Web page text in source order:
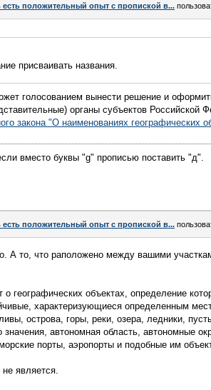
есть положительный опыт с пропиской в...
присваивать названия.
голосованием вынести решение и
органы субъектов Российской
закона "О наименованиях географических
вместо буквы "g" прописью поставить "д".
есть положительный опыт с пропиской в...
А то, что раположено между вашими
географических объектах, определение
характеризующиеся определенным
острова, горы, реки, озера, ледники,
автономная область, автономные
порты, аэропорты и подобные им
является.